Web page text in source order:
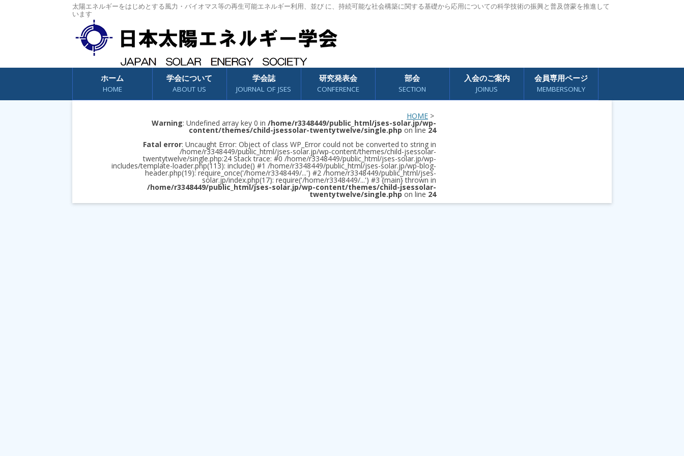
太陽エネルギーをはじめとする風力・バイオマス等の再生可能エネルギー利用、並び に、持続可能な社会構築に関する基礎から応用についての科学技術の振興と普及啓蒙を推進して
います
コンテンツへスキップ
ホーム
HOME
学会について
ABOUT US
学会誌
JOURNAL OF JSES
研究発表会
CONFERENCE
部会
SECTION
入会のご案内
JOINUS
会員専用ページ
MEMBERSONLY
HOME >
Warning: Undefined array key 0 in /home/r3348449/public_html/jses-solar.jp/wp-
content/themes/child-jsessolar-twentytwelve/single.php on line 24
Fatal error: Uncaught Error: Object of class WP_Error could not be converted to string in
/home/r3348449/public_html/jses-solar.jp/wp-content/themes/child-jsessolar-
twentytwelve/single.php:24 Stack trace: #0 /home/r3348449/public_html/jses-solar.jp/wp-
includes/template-loader.php(113): include() #1 /home/r3348449/public_html/jses-solar.jp/wp-blog-
header.php(19): require_once('/home/r3348449/...') #2 /home/r3348449/public_html/jses-
solar.jp/index.php(17): require('/home/r3348449/...') #3 {main} thrown in
/home/r3348449/public_html/jses-solar.jp/wp-content/themes/child-jsessolar-
twentytwelve/single.php on line 24